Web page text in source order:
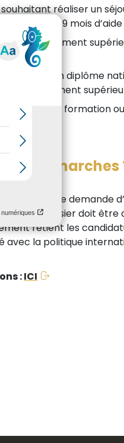
réaliser un
plus de 9 mois
l’enseignement
préparant un diplôme
d’enseignement
une formation
les démarches
un dossier de
Le dossier doit être
retient les
avec la politique
:ICI